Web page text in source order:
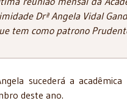
Drª Angela Vidal
tem como patrono
sucederá a
deste ano.